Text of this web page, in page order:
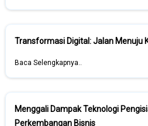
Transformasi Digital: Jalan Menuju
Baca Selengkapnya..
Menggali Dampak Teknologi
Perkembangan Bisnis